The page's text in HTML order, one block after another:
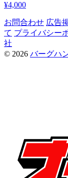
¥4,000
お問合わせ 広告
て プライバシー
社
© 2026 バーグハ